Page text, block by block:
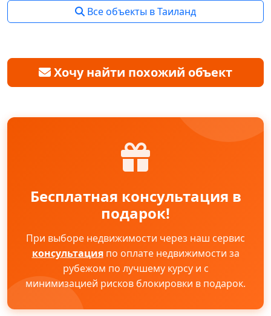
Все объекты в Таиланд
Хочу найти похожий объект
Бесплатная консультация в
подарок!
При выборе недвижимости через наш сервис
консультацияпо оплате недвижимости за
рубежом по лучшему курсу и с
минимизацией рисков блокировки в подарок.